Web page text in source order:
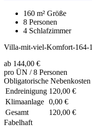
160 m² Größe
8 Personen
4 Schlafzimmer
Villa-mit-viel-Komfort-164-1
ab 144,00 €
pro ÜN / 8 Personen
Obligatorische Nebenkosten
Endreinigung 120,00 €
Klimaanlage 0,00 €
Gesamt
120,00 €
Fabelhaft